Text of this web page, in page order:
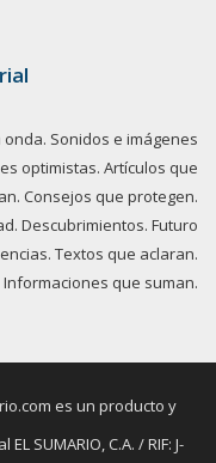
Sonidos e imágenes
optimistas. Artículos que
Consejos que protegen.
Descubrimientos. Futuro
Textos que aclaran.
Informaciones que suman.
es un producto y
SUMARIO, C.A. / RIF: J-